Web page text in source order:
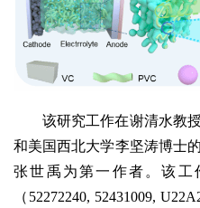
该研究工作在谢清水教
和美国西北大学李坚涛博士
张世禹为第一作者。该工
（52272240, 52431009,